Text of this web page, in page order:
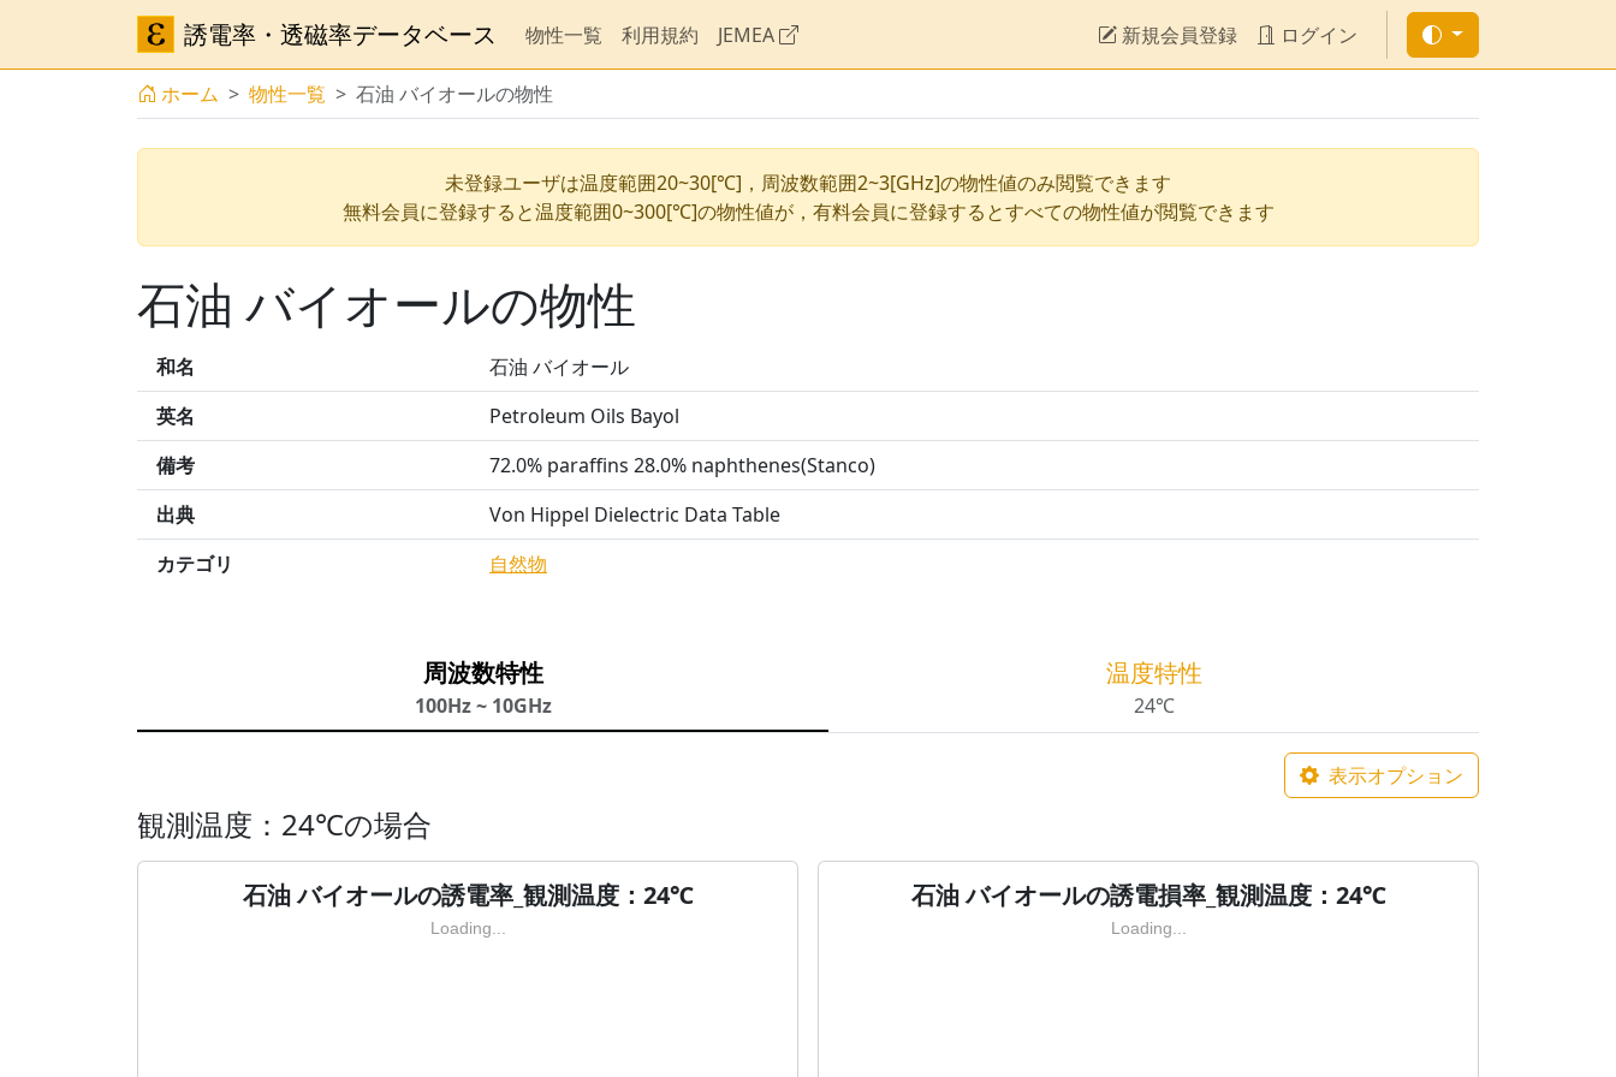
誘電率・透磁率データベース 物性一覧 利用規約 JEMEA 新規会員登録 ログイン
ホーム 物性一覧 石油 バイオールの物性
未登録ユーザは温度範囲20~30[℃]，周波数範囲2~3[GHz]の物性値のみ閲覧できます
無料会員に登録すると温度範囲0~300[℃]の物性値が，有料会員に登録するとすべての物性値が閲覧できます
石油 バイオールの物性
和名
石油 バイオール
英名
Petroleum Oils Bayol
備考
72.0% paraffins 28.0% naphthenes(Stanco)
出典
Von Hippel Dielectric Data Table
カテゴリ
自然物
周波数特性
100Hz ~ 10GHz
温度特性
24℃
表示オプション
観測温度：24℃の場合
石油 バイオールの誘電率_観測温度：24℃
Loading...
石油 バイオールの誘電損率_観測温度：24℃
Loading...